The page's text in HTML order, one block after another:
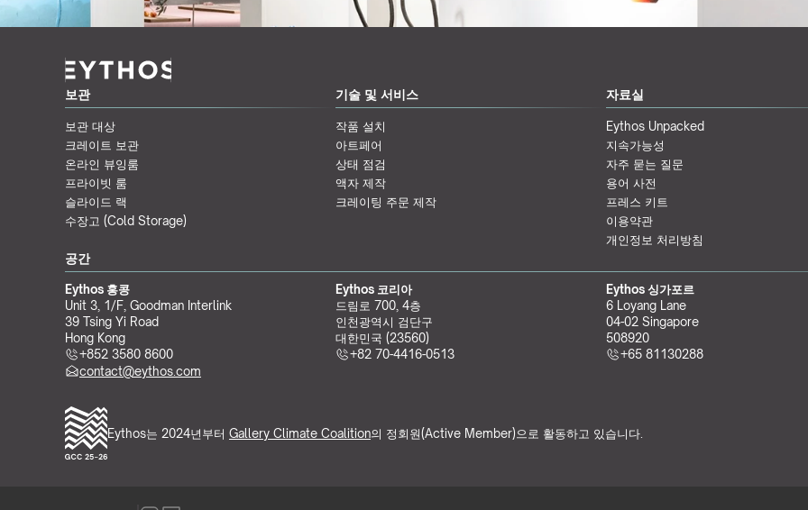
보관
보관 대상
크레이트 보관
온라인 뷰잉룸
프라이빗 룸
슬라이드 랙
수장고 (Cold Storage)
기술 및 서비스
작품 설치
아트페어
상태 점검
액자 제작
크레이팅 주문 제작
자료실
Eythos Unpacked
지속가능성
자주 묻는 질문
용어 사전
프레스 키트
이용약관
개인정보 처리방침
공간
Eythos 홍콩
Unit 3, 1/F, Goodman Interlink
39 Tsing Yi Road
Hong Kong
+852 3580 8600
Eythos 코리아
드림로 700, 4층
인천광역시 검단구
대한민국 (23560)
+82 70-4416-0513
Eythos 싱가포르
6 Loyang Lane
04-02 Singapore
508920
+65 81130288
contact@eythos.com
Eythos는 2024년부터 Gallery Climate Coalition의 정회원(Active Member)으로 활동하고 있습니다.